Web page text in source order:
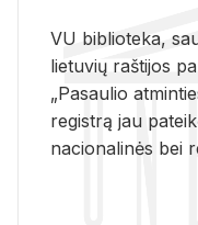
VU biblioteka,
lietuvių raštijos
„Pasaulio
registrą jau
nacionalinės bei